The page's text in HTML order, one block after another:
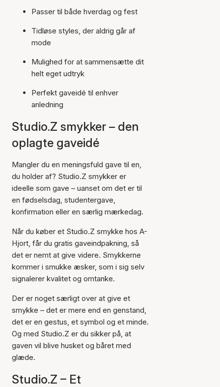
Passer til både hverdag og fest
Tidløse styles, der aldrig går af
mode
Mulighed for at sammensætte dit
helt eget udtryk
Perfekt gaveidé til enhver
anledning
Studio.Z smykker – den
oplagte gaveidé
Mangler du en meningsfuld gave til en,
du holder af? Studio.Z smykker er
ideelle som gave – uanset om det er til
en fødselsdag, studentergave,
konfirmation eller en særlig mærkedag.
Når du køber et Studio.Z smykke hos A-
Hjort, får du gratis gaveindpakning, så
det er nemt at give videre. Smykkerne
kommer i smukke æsker, som i sig selv
signalerer kvalitet og omtanke.
Der er noget særligt over at give et
smykke – det er mere end en genstand,
det er en gestus, et symbol og et minde.
Og med Studio.Z er du sikker på, at
gaven vil blive husket og båret med
glæde.
Studio.Z – Et